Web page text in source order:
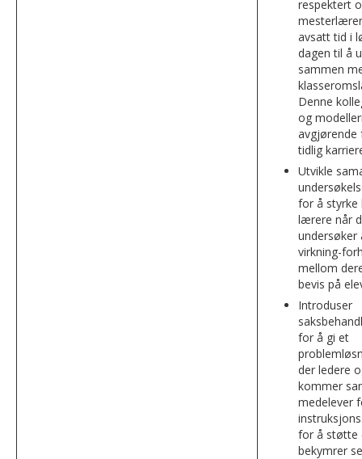
respektert
avsatt tid i
dagen til å
sammen
Denne
og
tidlig
Utvikle
for å styrke
lærere når
undersøker
virkning-
mellom
bevis på
Introduser
for å gi et
der ledere
kommer
medelever
for å støtte
bekymrer